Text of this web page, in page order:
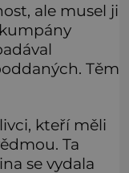
ale musel ji
Těm
kteří měli
Ta
se vydala